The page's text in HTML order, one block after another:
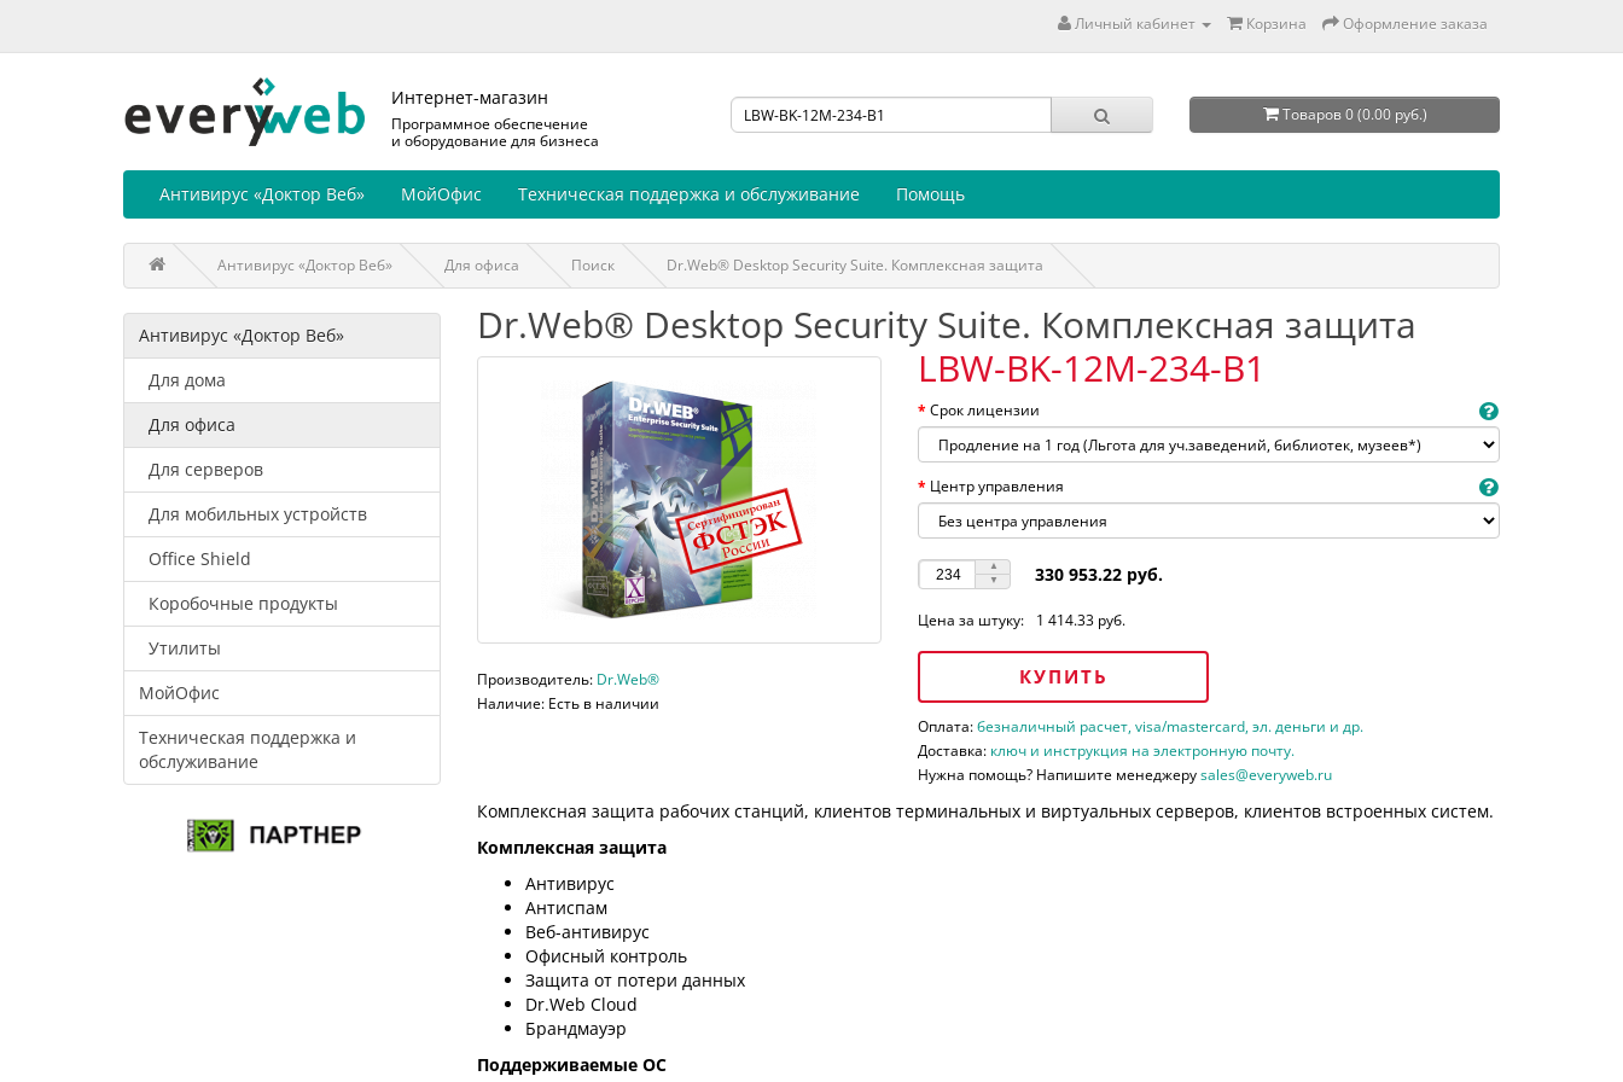
Личный кабинет Корзина Оформление заказа
Интернет-магазин
Программное обеспечение
и оборудование для бизнеса
Товаров 0 (0.00 руб.)
Антивирус «Доктор Веб» МойОфис Техническая поддержка и обслуживание Помощь
Антивирус «Доктор Веб» Для офиса Поиск Dr.Web® Desktop Security Suite. Комплексная защита
Антивирус «Доктор Веб»
Для дома
Для офиса
Для серверов
Для мобильных устройств
Office Shield
Коробочные продукты
Утилиты
МойОфис
Техническая поддержка и
обслуживание
Dr.Web® Desktop Security Suite. Комплексная защита
Производитель: Dr.Web®
Наличие: Есть в наличии
LBW-BK-12M-234-B1
Срок лицензии
Центр управления
330 953.22 руб.
Цена за штуку: 1 414.33 руб.
КУПИТЬ
Оплата:безналичный расчет, visa/mastercard, эл. деньги и др.
Доставка: ключ и инструкция на электронную почту.
Нужна помощь? Напишите менеджеруsales@everyweb.ru
Комплексная защита рабочих станций, клиентов терминальных и виртуальных серверов, клиентов встроенных систем.
Комплексная защита
Антивирус
Антиспам
Веб-антивирус
Офисный контроль
Защита от потери данных
Dr.Web Cloud
Брандмауэр
Поддерживаемые ОС